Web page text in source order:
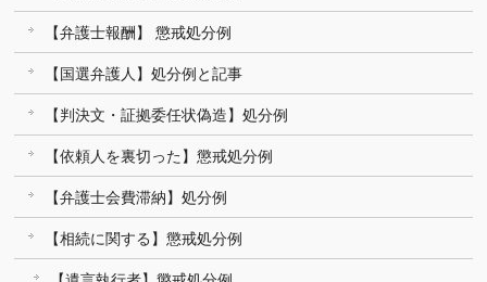
【弁護士報酬】 懲戒処分例
【国選弁護人】処分例と記事
【判決文・証拠委任状偽造】処分例
【依頼人を裏切った】懲戒処分例
【弁護士会費滞納】処分例
【相続に関する】懲戒処分例